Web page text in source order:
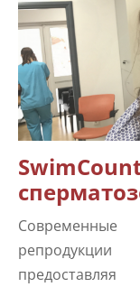
Инфо
Контакты
Современные